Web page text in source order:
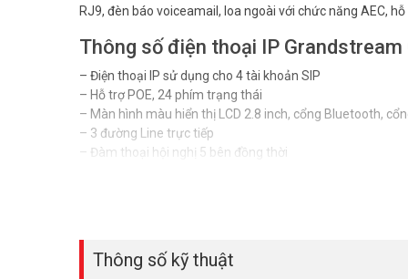
RJ9, đèn báo voiceamail, loa ngoài với chức năng AEC,
Thông số điện thoại IP Grandstream
– Điện thoại IP sử dụng cho 4 tài khoản SIP
– Hỗ trợ POE, 24 phím trạng thái
– Màn hình màu hiển thị LCD 2.8 inch, cổng Bluetooth,
– 3 đường Line trực tiếp
– Đàm thoại hội nghị 5 bên đồng thời
– Tương thích và tương tác với các SIP platforms
– 2 cổng 10/100/1000 Mbps auto-sensing Ethernet RJ45
Thông số kỹ thuật